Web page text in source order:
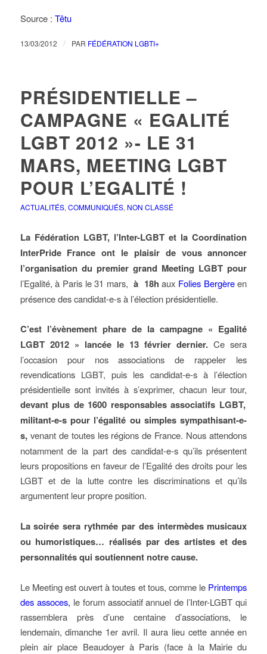
Source : Têtu
13/03/2012 / PAR FÉDÉRATION LGBTI+
PRÉSIDENTIELLE –
CAMPAGNE « EGALITÉ
LGBT 2012 »- LE 31
MARS, MEETING LGBT
POUR L’EGALITÉ !
ACTUALITÉS, COMMUNIQUÉS, NON CLASSÉ
La Fédération LGBT, l’Inter-LGBT et la Coordination
InterPride France ont le plaisir de vous annoncer
l’organisation du premier grand Meeting LGBT pour
l’Egalité, à Paris le 31 mars,à 18haux Folies Bergèreen
présence des candidat-e-s à l’élection présidentielle.
C’est l’évènement phare de la campagne « Egalité
LGBT 2012 » lancée le 13 février dernier.Ce sera
l’occasion pour nos associations de rappeler les
revendications LGBT, puis les candidat-e-s à l’élection
présidentielle sont invités à s’exprimer, chacun leur tour,
devant plus de 1600 responsables associatifs LGBT,
militant-e-s pour l’égalité ou simples sympathisant-e-
s,venant de toutes les régions de France. Nous attendons
notamment de la part des candidat-e-s qu’ils présentent
leurs propositions en faveur de l’Egalité des droits pour les
LGBT et de la lutte contre les discriminations et qu’ils
argumentent leur propre position.
La soirée sera rythmée par des intermèdes musicaux
ou humoristiques… réalisés par des artistes et des
personnalités qui soutiennent notre cause.
Le Meeting est ouvert à toutes et tous, comme le Printemps
des assoces, le forum associatif annuel de l’Inter-LGBT qui
rassemblera près d’une centaine d’associations, le
lendemain, dimanche 1er avril. Il aura lieu cette année en
plein air place Beaudoyer à Paris (face à la Mairie du